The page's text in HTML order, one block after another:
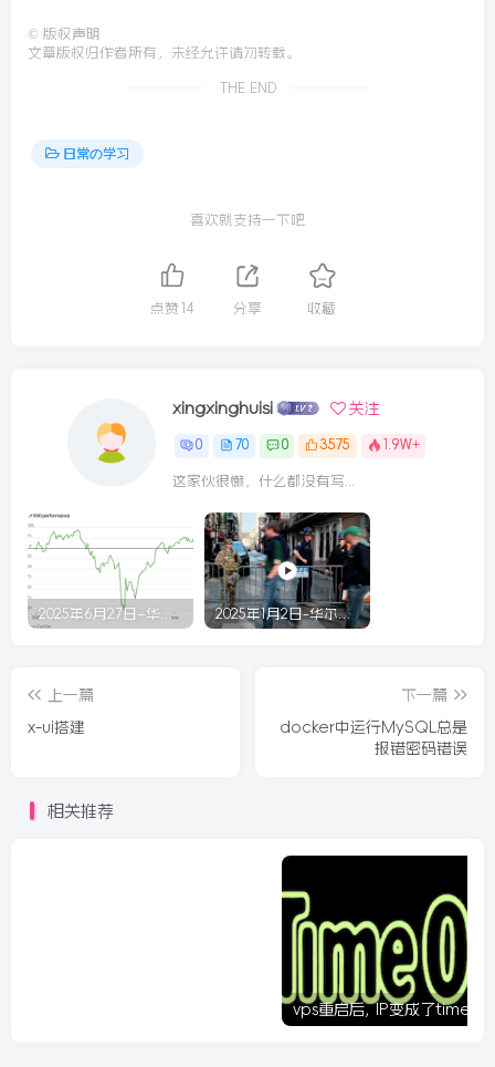
© 版权声明
文章版权归作者所有，未经允许请勿转载。
THE END
日常の学习
喜欢就支持一下吧
点赞 14 分享 收藏
xingxinghuisi 关注
0 70 0 3575 1.9W+
这家伙很懒，什么都没有写...
2025年6月27日–华尔街回顾 2025年1月2日-华尔街回顾
上一篇
x-ui搭建
下一篇
docker中运行MySQL总是
报错密码错误
相关推荐